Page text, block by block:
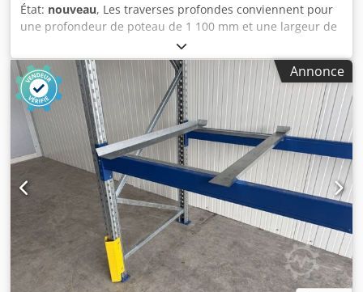
État: nouveau, Les traverses profondes conviennent pour
une profondeur de poteau de 1 100 mm et une largeur de
traverse de 50 mm. Délai de livraison actuel : environ 10 à
15 jours ouvrables (à partir d’un entrepôt externe). Le
contenu de la livraison comprend : 1 traverse profonde,
neuve Dodpfxjztc E Ho Ak Asck Couleur du matériau : acier
galvanisé Sendzimir Longueur totale : environ 1 108 mm
Portée libre : environ 998 mm Dimensions du profil en U :
environ 40 x 100 x 40 mm Épaisseur du matériau : environ
3,00 mm Appui de la traverse : environ 50 mm Poids /
pièce : environ 6,00 kg
Annonce